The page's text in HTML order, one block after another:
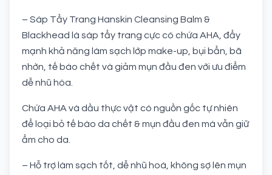
– Sáp Tẩy Trang Hanskin Cleansing Balm &
Blackhead là sáp tẩy trang cực có chứa AHA, đẩy
mạnh khả năng làm sạch lớp make-up, bụi bẩn, bã
nhờn, tế bào chết và giảm mụn đầu đen với ưu điểm
dễ nhũ hóa.
Chứa AHA và dầu thực vật có nguồn gốc tự nhiên
để loại bỏ tế bào da chết & mụn đầu đen mà vẫn giữ
ẩm cho da.
– Hỗ trợ làm sạch tốt, dễ nhũ hoá, không sợ lên mụn